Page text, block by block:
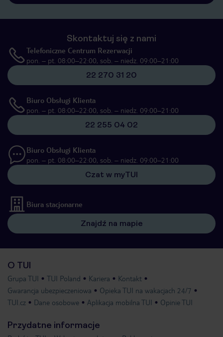
Skontaktuj się z nami
Telefoniczne Centrum Rezerwacji
pon. – pt. 08:00–22:00, sob. – niedz. 09:00–21:00
22 270 31 20
Biuro Obsługi Klienta
pon. – pt. 08:00–22:00, sob. – niedz. 09:00–21:00
22 255 04 02
Biuro Obsługi Klienta
pon. – pt. 08:00–22:00, sob. – niedz. 09:00–21:00
Czat w myTUI
Biura stacjonarne
Znajdź na mapie
O TUI
Grupa TUI TUI Poland Kariera
Kontakt
Gwarancja ubezpieczeniowa
Opieka TUI na wakacjach 24/7
TUI.cz
Dane osobowe Aplikacja mobilna TUI Opinie TUI
Przydatne informacje